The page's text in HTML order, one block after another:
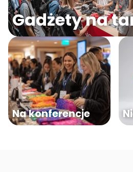
Gadżety na
Na konferencje